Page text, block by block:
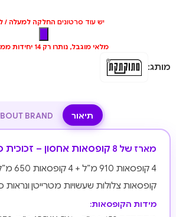
יש עוד סרטונים החלקה למעלה /
מלאי מוגבל, נותרו רק 14 יחידות ממוצר זה.
מותג:
תיאור BRAND
מארז של 8 קופסאות אחסון – זכוכית
4 קופסאות 910 מ”ל + 4 קופסאות 650 מ”ל
קופסאות צלולות שעשויות מטרייטן ונראות
מידות הקופסאות: